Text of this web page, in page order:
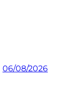
06/08/2026